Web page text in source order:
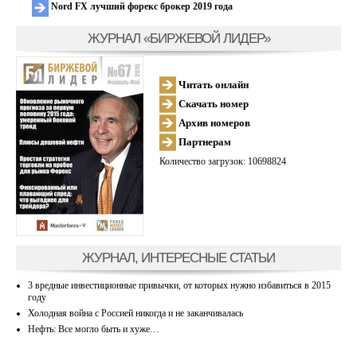
Nord FX лучший форекс брокер 2019 года
ЖУРНАЛ «БИРЖЕВОЙ ЛИДЕР»
Читать онлайн
Скачать номер
Архив номеров
Партнерам
Количество загрузок: 10698824
ЖУРНАЛ, ИНТЕРЕСНЫЕ СТАТЬИ
3 вредные инвестиционные привычки, от которых нужно избавиться в 2015
году
Холодная война с Россией никогда и не заканчивалась
Нефть: Все могло быть и хуже…